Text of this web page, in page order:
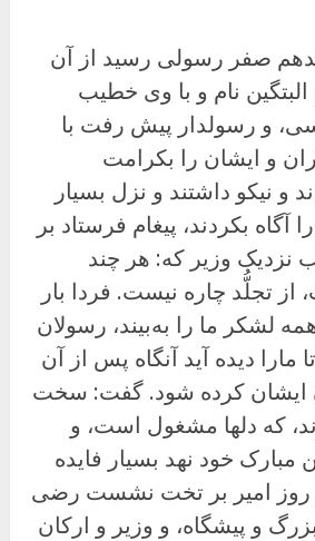
صفر رسولی رسید از آن
نام و با وی خطیب
و رسولدار پیش رفت با
و ایشان را بکرامت
و نیکو داشتند و نزل بسیار
آگاه بکردند، پیغام فرستاد بر
نزدیک وزیر که: هر چند
از تجلُّد چاره نیست. فردا بار
لشکر ما را به‌بیند، رسولان
مارا دیده آید آنگاه پس از آن
ایشان کرده شود. گفت: سخت
که دلها مشغول است، و
مبارک خود نهد بسیار فایده
روز امیر بر تخت نشست رضی
و پیشگاه، و وزیر و ارکان